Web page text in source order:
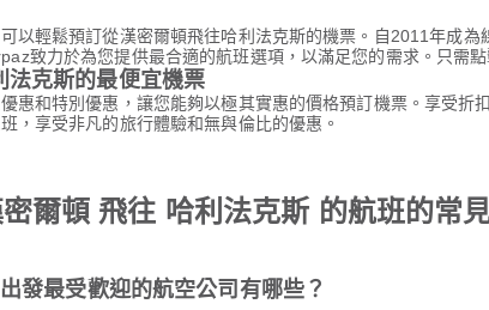
以輕鬆預訂從漢密爾頓飛往哈利法克斯的機票。自2011年成
致力於為您提供最合適的航班選項，以滿足您的需求。只需
法克斯的最便宜機票
惠和特別優惠，讓您能夠以極其實惠的價格預訂機票。享受
，享受非凡的旅行體驗和無與倫比的優惠。
爾頓 飛往 哈利法克斯 的航班的常
發最受歡迎的航空公司有哪些？